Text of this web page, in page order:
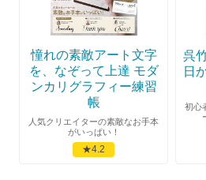
憧れの素敵アート文字
を、なぞって上達 モダ
ンカリグラフィー練習
帳
人気クリエイターの素敵なお手本
がいっぱい！
★4.2
呉
日
初心